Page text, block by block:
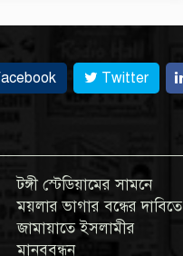
Twitter
টঙ্গী স্টেডিয়ামের সামনে
ময়লার ভাগার বন্ধের দাবিতে
জামায়াতে ইসলামীর
মানববন্ধন